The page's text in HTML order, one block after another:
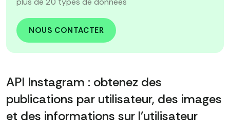
NOUS CONTACTER
API Instagram : obtenez des
publications par utilisateur, des images
et des informations sur l'utilisateur